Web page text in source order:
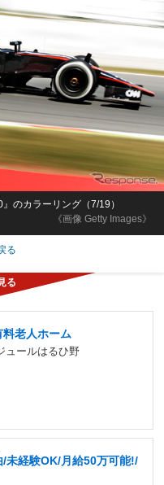
《画像 Getty Images》
のカラーリング（7/19）
る
老人ホーム
ュールはるひ野
未経験OK/月給50万可能!/